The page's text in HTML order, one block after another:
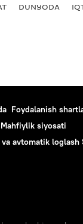
DUNYODA
Foydalanish
Mahfiylik siyosati
avtomatik loglash